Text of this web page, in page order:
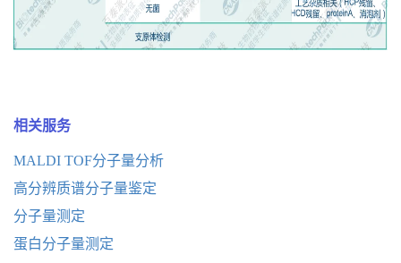
相关服务
MALDI TOF分子量分析
高分辨质谱分子量鉴定
分子量测定
蛋白分子量测定